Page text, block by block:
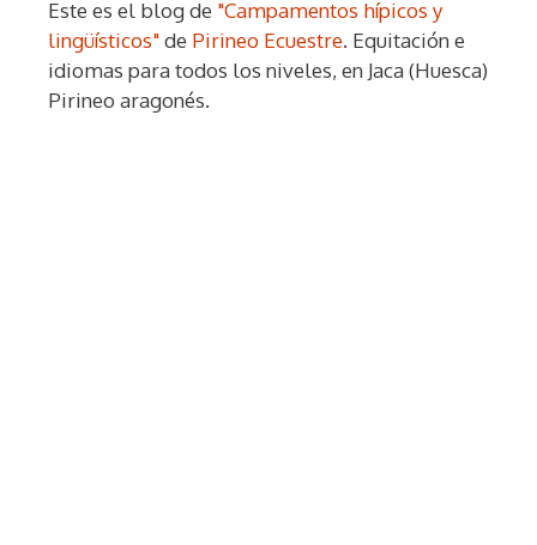
Este es el blog de "Campamentos hípicos y
lingüísticos"de Pirineo Ecuestre. Equitación e
idiomas para todos los niveles, en Jaca (Huesca)
Pirineo aragonés.